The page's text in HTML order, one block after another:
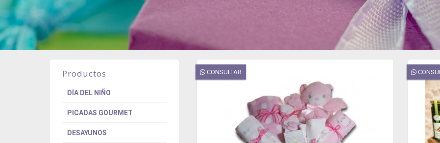
Productos
DÍA DEL NIÑO
PICADAS GOURMET
DESAYUNOS
CONSULTAR